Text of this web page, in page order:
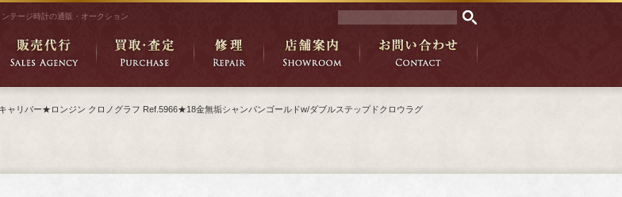
テージ時計の通販・オークション
ャリバー★ロンジン クロノグラフ Ref.5966★18金無垢シャンパンゴールドw/ダブルステップドクロウラグ